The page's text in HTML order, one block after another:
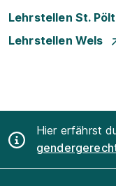
Lehrstellen St.
Lehrstellen Wels
Hier erfährst